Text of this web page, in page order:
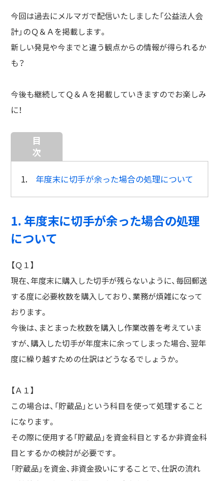
今回は過去にメルマガで配信いたしました「公益法人会
計」のＱ＆Ａを掲載します。
新しい発見や今までと違う観点からの情報が得られるか
も？
今後も継続してＱ＆Ａを掲載していきますのでお楽しみ
に！
目
次
1. 年度末に切手が余った場合の処理について
1. 年度末に切手が余った場合の処理
について
【Ｑ１】
現在、年度末に購入した切手が残らないように、毎回郵送
する度に必要枚数を購入しており、業務が煩雑になって
おります。
今後は、まとまった枚数を購入し作業改善を考えていま
すが、購入した切手が年度末に余ってしまった場合、翌年
度に繰り越すための仕訳はどうなるでしょうか。
【Ａ１】
この場合は、「貯蔵品」という科目を使って処理すること
になります。
その際に使用する「貯蔵品」を資金科目とするか非資金科
目とするかの検討が必要です。
「貯蔵品」を資金、非資金扱いにすることで、仕訳の流れ